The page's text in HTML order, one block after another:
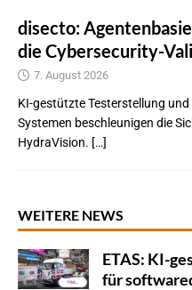
disecto:
die Cybersecurity-
7. August 2026
KI-gestützte Testerstellung
Systemen beschleunigen die
HydraVision. […]
WEITERE NEWS
ETAS: KI-
für